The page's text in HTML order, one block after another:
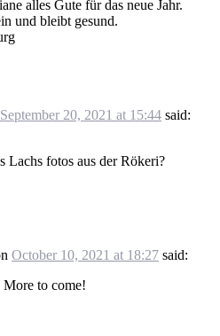
alles Gute für das neue Jahr.
und bleibt gesund.
September 20, 2021 at 15:44 said:
Lachs fotos aus der Rökeri?
October 10, 2021 at 18:27 said:
to come!